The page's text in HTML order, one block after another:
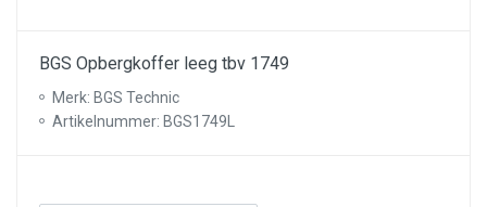
BGS Opbergkoffer leeg tbv 1749
Merk: BGS Technic
Artikelnummer: BGS1749L